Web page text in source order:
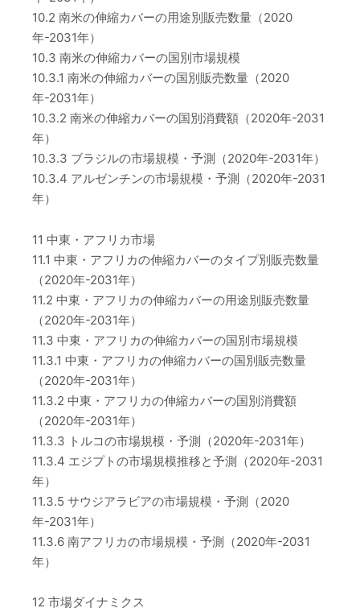
10.2 南米の伸縮カバーの用途別販売数量（2020
年-2031年）
10.3 南米の伸縮カバーの国別市場規模
10.3.1 南米の伸縮カバーの国別販売数量（2020
年-2031年）
10.3.2 南米の伸縮カバーの国別消費額（2020年-2031
年）
10.3.3 ブラジルの市場規模・予測（2020年-2031年）
10.3.4 アルゼンチンの市場規模・予測（2020年-2031
年）
11 中東・アフリカ市場
11.1 中東・アフリカの伸縮カバーのタイプ別販売数量
（2020年-2031年）
11.2 中東・アフリカの伸縮カバーの用途別販売数量
（2020年-2031年）
11.3 中東・アフリカの伸縮カバーの国別市場規模
11.3.1 中東・アフリカの伸縮カバーの国別販売数量
（2020年-2031年）
11.3.2 中東・アフリカの伸縮カバーの国別消費額
（2020年-2031年）
11.3.3 トルコの市場規模・予測（2020年-2031年）
11.3.4 エジプトの市場規模推移と予測（2020年-2031
年）
11.3.5 サウジアラビアの市場規模・予測（2020
年-2031年）
11.3.6 南アフリカの市場規模・予測（2020年-2031
年）
12 市場ダイナミクス